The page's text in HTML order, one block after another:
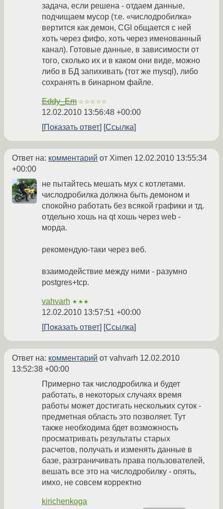
задача, если решена - отдаем данные,
подчищаем мусор (т.е. «числодробилка»
вертится как демон, CGI общается с ней
хоть через фифо, хоть через именованный
канал). Готовые данные, в зависимости от
того, сколько их и в каком они виде, можно
либо в БД запихивать (тот же mysql), либо
сохранять в бинарном файле.
Eddy_Em ☆☆☆☆☆
12.02.2010 13:56:48 +00:00
Показать ответ
Ссылка
Ответ на: комментарий от Ximen 12.02.2010 13:55:34
+00:00
не пытайтесь мешать мух с котлетами.
числодробилка должна быть демоном и
спокойно работать без всякой графики и тд.
отдельно хошь на qt хошь через web -
морда.
рекомендую-таки через веб.
взаимодействие между ними - разумно
postgres+tcp.
vahvarh ★★★
12.02.2010 13:57:51 +00:00
Показать ответ
Ссылка
Ответ на: комментарий от vahvarh 12.02.2010
13:52:38 +00:00
Примерно так числодробилка и будет
работать, в некоторых случаях время
работы может достигать нескольких суток -
предметная область это позволяет. Тут
также необходима бдет возможность
просматривать результаты старых
расчетов, получать и изменять данные в
базе, разграничивать права пользователей,
вешать все это на числодробилку - опять,
имхо, не совсем корректно
kirichenkoga